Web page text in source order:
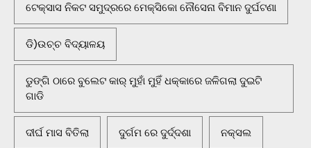
ଟେକ୍ସାସ ନିକଟ ସମୁଦ୍ରରେ ମେକ୍ସିକୋ ନୌସେନା ବିମାନ ଦୁର୍ଘଟଣା
ଡି)ଉଚ୍ଚ ବିଦ୍ୟାଳୟ
ଡୁଙ୍ଗି ଠାରେ ବୁଲେଟ କାର୍ ମୁହାଁ ମୁହିଁ ଧକ୍କାରେ ଜଳିଗଲା ଦୁଇଟି
ଗାଡି
ଦୀର୍ଘ ମାସ ବିତିଲା ଦୁର୍ଗମ ରେ ଦୁର୍ଦ୍ଦଶା ନକ୍ସଲ